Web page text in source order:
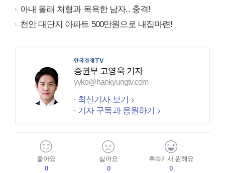
아내 몰래 처형과 목욕한 남자.. 충격!
천안 대단지 아파트 500만원으로 내집마련!
증권부 고영욱 기자
yyko@hankyungtv.com
최신기사 보기
기자 구독과 응원하기
좋아요
0
싫어요
0
후속기사 원해요
0